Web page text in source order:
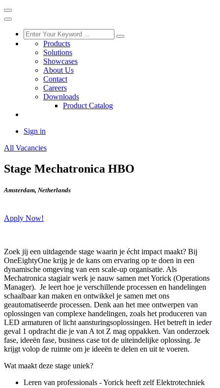
Products
Solutions
Showcases
About Us
Contact
Careers
Downloads
Product Catalog
Sign in
All Vacancies
Stage Mechatronica HBO
Amsterdam, Netherlands
Apply Now!
Zoek jij een uitdagende stage waarin je écht impact maakt? Bij
OneEightyOne krijg je de kans om ervaring op te doen in een
dynamische omgeving van een scale-up organisatie. Als
Mechatronica stagiair werk je nauw samen met Yorick (Operations
Manager). Je leert hoe je verschillende processen en handelingen
schaalbaar kan maken en ontwikkel je samen met ons
geautomatiseerde processen. Denk aan het mee ontwerpen van
oplossingen van complexe handelingen, zoals het produceren van
LED armaturen of licht aansturingsoplossingen. Het betreft in ieder
geval 1 opdracht die je van A tot Z mag oppakken. Van onderzoek
fase, ideeën fase, business case tot de uiteindelijke oplossing. Je
krijgt volop de ruimte om je ideeën te delen en uit te voeren.
Wat maakt deze stage uniek?
Leren van professionals - Yorick heeft zelf Elektrotechniek